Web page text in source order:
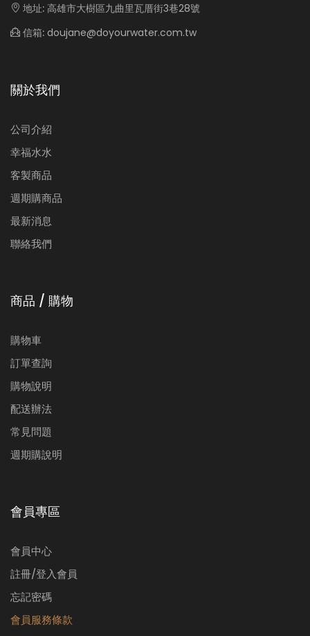
地址: 高雄市大樹區九曲里瓦厝街3巷28號
信箱: doujane@doyourwater.com.tw
關於我們
公司介紹
幸福水水
客製商品
週期購商品
最新消息
聯絡我們
商品 / 購物
購物車
訂單查詢
購物說明
配送辦法
常見問題
週期購說明
會員專區
會員中心
註冊/登入會員
忘記密碼
會員服務條款